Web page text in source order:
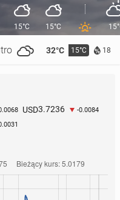
32°C 15°C 18
15°C 15°C
USD3.7236 -0.0084